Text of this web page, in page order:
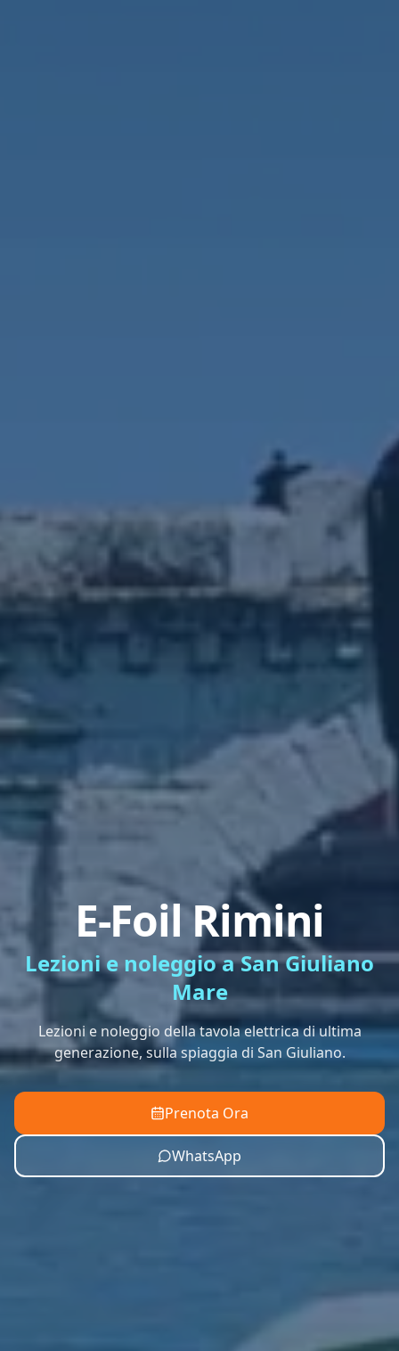
E-Foil Rimini
Lezioni e noleggio a San Giuliano
Mare
Lezioni e noleggio della tavola elettrica di ultima
generazione, sulla spiaggia di San Giuliano.
Prenota Ora
WhatsApp